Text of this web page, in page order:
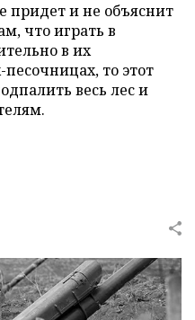
придет и не объяснит
что играть в
в их
песочницах, то этот
весь лес и